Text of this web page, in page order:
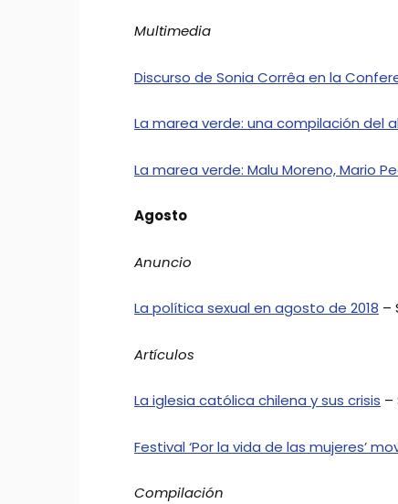
Multimedia
Discurso de Sonia Corrêa en la
La marea verde: una compilación del
La marea verde: Malu Moreno, Mario
Agosto
Anuncio
La política sexual en agosto de 2018 –
Artículos
La iglesia católica chilena y sus crisis –
Festival ‘Por la vida de las mujeres’
Compilación